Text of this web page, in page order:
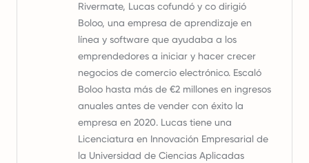
Rivermate, Lucas cofundó y co dirigió
Boloo, una empresa de aprendizaje en
línea y software que ayudaba a los
emprendedores a iniciar y hacer crecer
negocios de comercio electrónico. Escaló
Boloo hasta más de €2 millones en ingresos
anuales antes de vender con éxito la
empresa en 2020. Lucas tiene una
Licenciatura en Innovación Empresarial de
la Universidad de Ciencias Aplicadas